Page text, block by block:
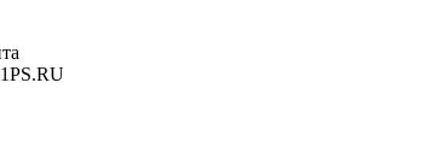
1PS.RU